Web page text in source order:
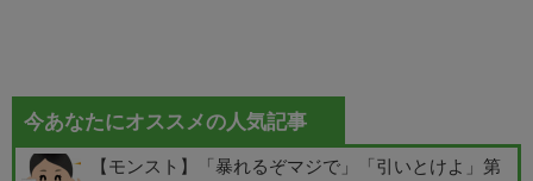
今あなたにオススメの人気記事
【モンスト】「暴れるぞマジで」「引いとけよ」第